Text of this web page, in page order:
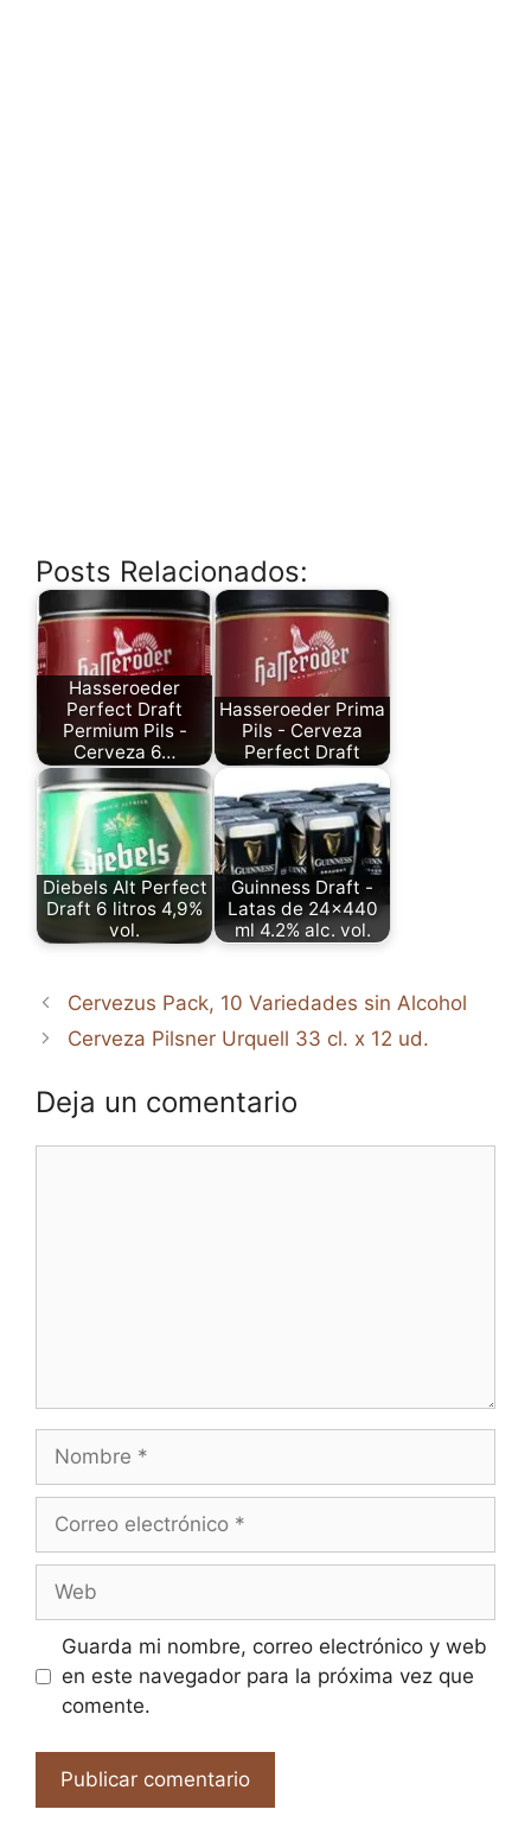
Posts Relacionados:
Hasseroeder
Perfect Draft
Permium Pils -
Cerveza 6…
Hasseroeder Prima
Pils - Cerveza
Perfect Draft
Diebels Alt Perfect
Draft 6 litros 4,9%
vol.
Guinness Draft -
Latas de 24x440
ml 4.2% alc. vol.
Cervezus Pack, 10 Variedades sin Alcohol
Cerveza Pilsner Urquell 33 cl. x 12 ud.
Deja un comentario
Nombre
Correo
Web
Guarda mi nombre, correo electrónico y web
en este navegador para la próxima vez que
comente.